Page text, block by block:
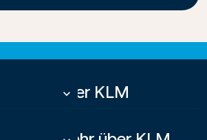
Über KLM
keyboard_arrow_down